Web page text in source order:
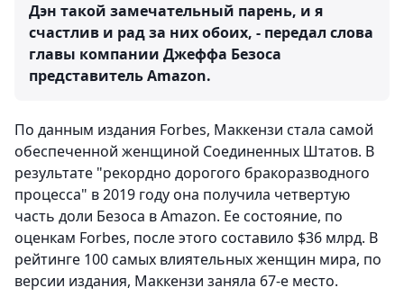
Дэн такой замечательный парень, и я
счастлив и рад за них обоих, - передал слова
главы компании Джеффа Безоса
представитель Amazon.
По данным издания Forbes, Маккензи стала самой
обеспеченной женщиной Соединенных Штатов. В
результате "рекордно дорогого бракоразводного
процесса" в 2019 году она получила четвертую
часть доли Безоса в Amazon. Ее состояние, по
оценкам Forbes, после этого составило $36 млрд. В
рейтинге 100 самых влиятельных женщин мира, по
версии издания, Маккензи заняла 67-е место.